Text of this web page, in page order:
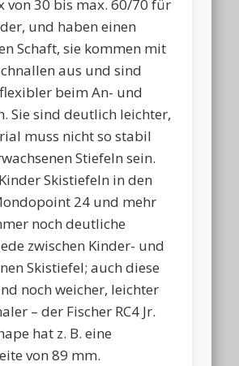
von 30 bis max. 60/70 für
und haben einen
Schaft, sie kommen mit
aus und sind
beim An- und
Sie sind deutlich leichter,
muss nicht so stabil
Stiefeln sein.
Skistiefeln in den
24 und mehr
noch deutliche
zwischen Kinder- und
Skistiefel; auch diese
noch weicher, leichter
– der Fischer RC4 Jr.
hat z. B. eine
von 89 mm.